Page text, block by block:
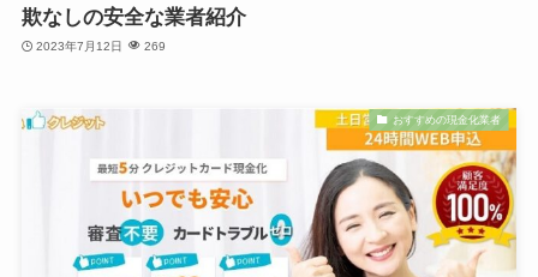
欺なしの安全な業者紹介
2023年7月12日 269
おすすめの現金化業者